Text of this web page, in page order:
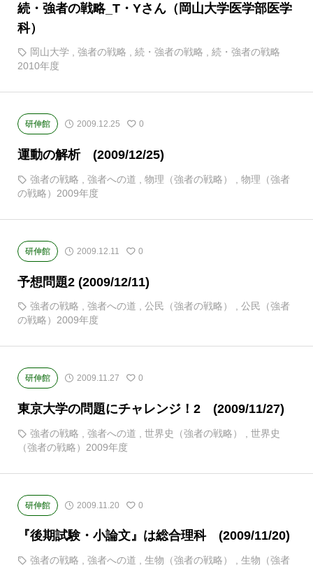
続・強者の戦略_T・Yさん（岡山大学医学部医学
科）
岡山大学 , 強者の戦略 , 続・強者の戦略 , 続・強者の戦略
2010年度
研伸館 2009.12.25 0
運動の解析 (2009/12/25)
強者の戦略 強者への道 物理（強者の戦略）
物理（強者
の戦略）2009年度
研伸館 2009.12.11 0
予想問題2 (2009/12/11)
強者の戦略 , 強者への道 , 公民（強者の戦略） , 公民（強者
の戦略）2009年度
研伸館 2009.11.27 0
東京大学の問題にチャレンジ！2 (2009/11/27)
強者の戦略 強者への道 世界史（強者の戦略）
世界史
（強者の戦略）2009年度
研伸館 2009.11.20 0
『後期試験・小論文』は総合理科 (2009/11/20)
強者の戦略 強者への道 生物（強者の戦略）
生物（強者